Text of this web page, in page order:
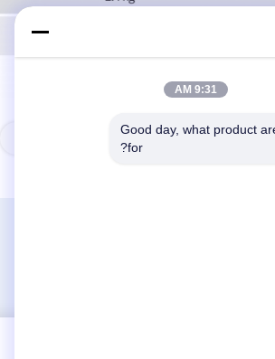
سیستم مکان یابی سکوی متحرک
9:31 AM
Good day, what product
for?